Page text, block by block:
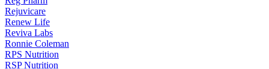
Rejuvicare
Renew Life
Reviva Labs
Ronnie Coleman
RPS Nutrition
RSP Nutrition